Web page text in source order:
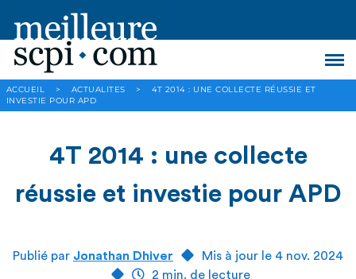
ACCUEIL > ACTUALITES >
4T 2014 : UNE COLLECTE RÉUSSIE ET
INVESTIE POUR APD
4T 2014 : une collecte
réussie et investie pour APD
Publié par Jonathan Dhiver
Mis à jour le 4 nov. 2024
2 min. de lecture